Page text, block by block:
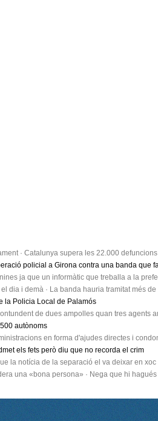
· Catalunya supera les 22.000 defuncions
policial a Girona contra una banda que
ja que un informàtic que treballa a la
dia i demà · La banda hauria tramitat més
la Policia Local de Palamós
de dues ampolles quan tres agents
autònoms
en forma d'ajudes directes i
els fets però diu que no recorda el crim
la notícia de la separació el va deixar en
una «bona persona» · Nega que hi